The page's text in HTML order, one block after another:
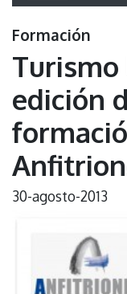
Formación
edición
30-agosto-2013